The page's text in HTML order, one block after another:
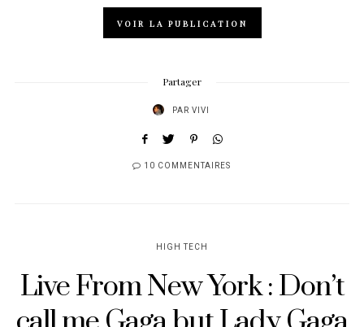
VOIR LA PUBLICATION
Partager
PAR VIVI
10 COMMENTAIRES
HIGH TECH
Live From New York : Don’t